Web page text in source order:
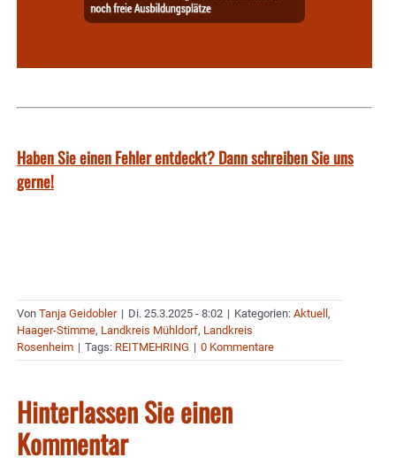
Haben Sie einen Fehler entdeckt? Dann schreiben Sie uns
gerne!
Von Tanja Geidobler | Di. 25.3.2025 - 8:02 | Kategorien: Aktuell ,
Haager-Stimme, Landkreis Mühldorf, Landkreis
Rosenheim | Tags: REITMEHRING | 0 Kommentare
Hinterlassen Sie einen
Kommentar